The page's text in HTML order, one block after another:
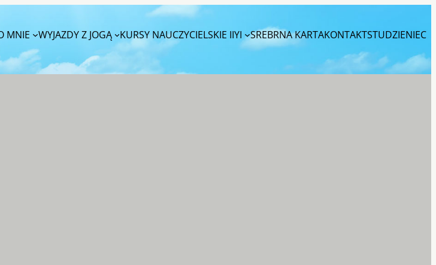
MNIE WYJAZDY Z JOGĄ KURSY NAUCZYCIELSKIE IIYI SREBRNA KARTAKONTAKTSTUDZIENIEC